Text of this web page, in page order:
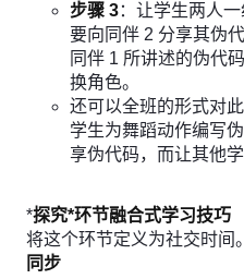
步骤 3：让学生两人
要向同伴 2 分享其伪
同伴 1 所讲述的伪代
换角色。
还可以全班的形式对
学生为舞蹈动作编写
享伪代码，而让其他
*探究*环节融合式学习技巧
将这个环节定义为社交时间
同步